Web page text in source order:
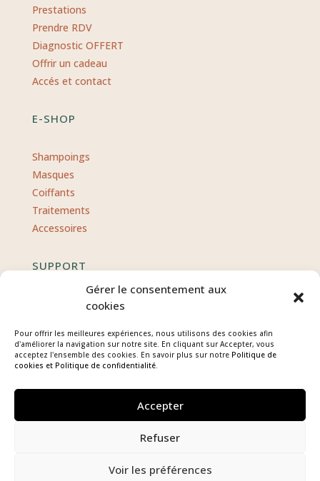
Gérer le consentement aux
cookies
Pour offrir les meilleures expériences, nous utilisons des cookies afin
d'améliorer la navigation sur notre site. En cliquant sur Accepter, vous
acceptez l'ensemble des cookies. En savoir plus sur notre Politique de
cookies et Politique de confidentialité.
Accepter
Refuser
Voir les préférences
Prestations
Prendre RDV
Diagnostic OFFERT
Offrir un cadeau
Accés et contact
E-SHOP
Shampoings
Masques
Coiffants
Traitements
Accessoires
SUPPORT
Politique de confidentialité
Mentions légales